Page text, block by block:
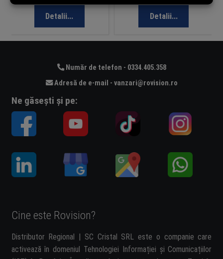
Detalii... Detalii...
Număr de telefon - 0334.405.358
Adresă de e-mail - vanzari@rovision.ro
Ne găsești și pe:
Cine este Rovision?
Distributor Regional | SC Cristal SRL este o companie care
activează în domeniul Tehnologiei Informației și Comunicațiilor